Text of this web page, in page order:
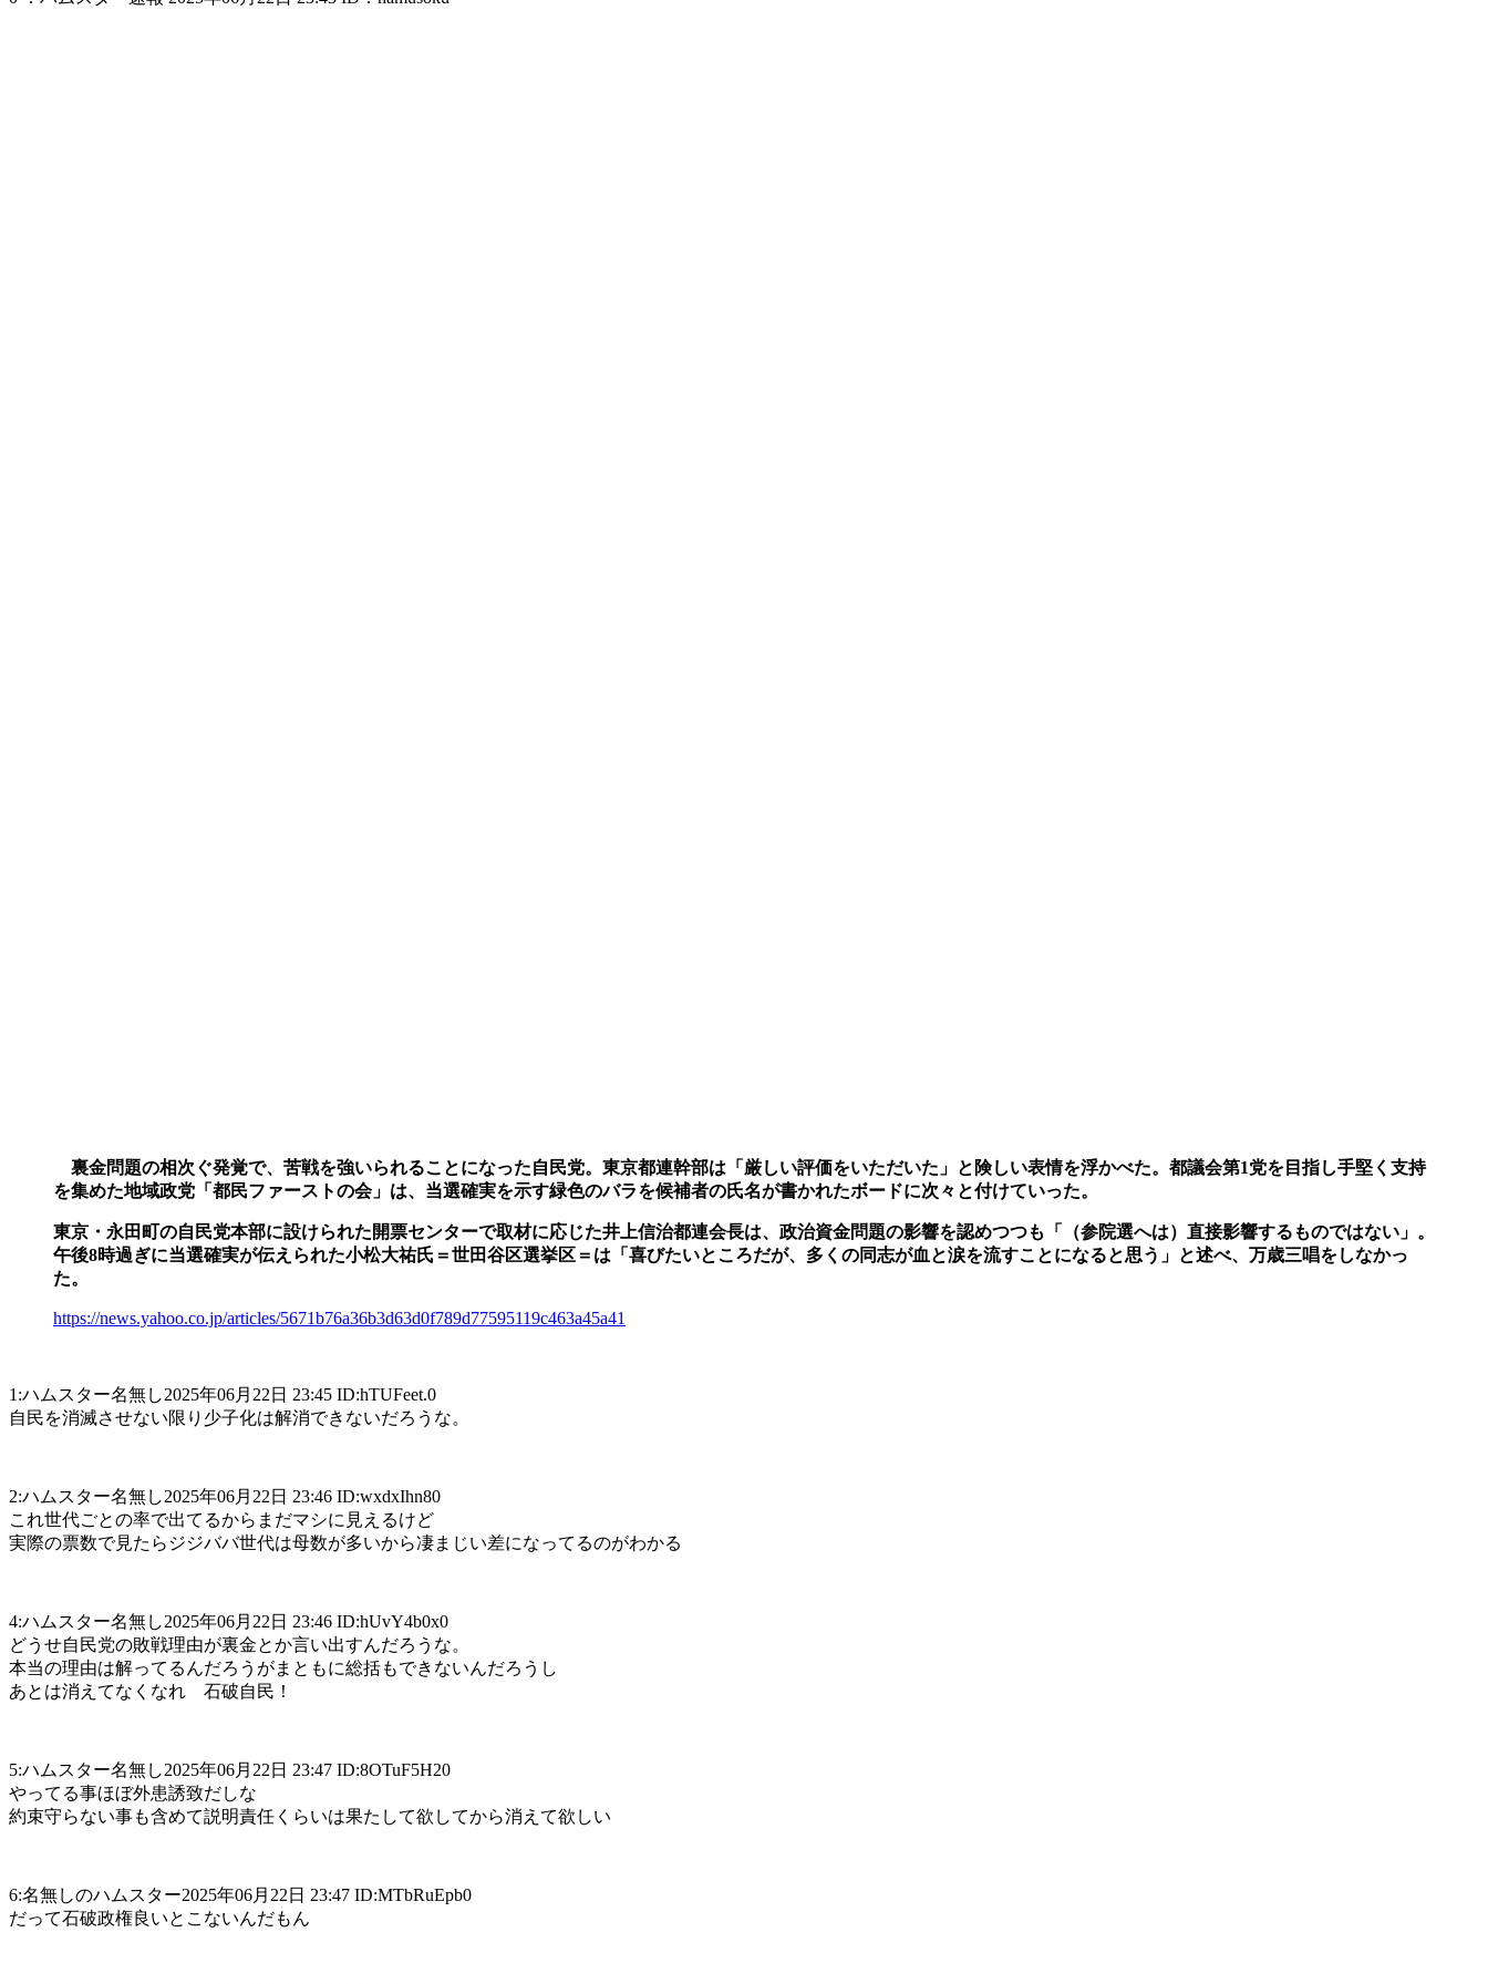
裏金問題の相次ぐ発覚で、苦戦を強いられることになった自民党。東京都連幹部は「厳しい評価をいただいた」と険しい表情を浮かべた。都議会第1党を目指し手堅く支持
を集めた地域政党「都民ファーストの会」は、当選確実を示す緑色のバラを候補者の氏名が書かれたボードに次々と付けていった。
東京・永田町の自民党本部に設けられた開票センターで取材に応じた井上信治都連会長は、政治資金問題の影響を認めつつも「（参院選へは）直接影響するものではない」。
午後8時過ぎに当選確実が伝えられた小松大祐氏＝世田谷区選挙区＝は「喜びたいところだが、多くの同志が血と涙を流すことになると思う」と述べ、万歳三唱をしなかっ
た。
https://news.yahoo.co.jp/articles/5671b76a36b3d63d0f789d77595119c463a45a41
1:ハムスター名無し2025年06月22日 23:45 ID:hTUFeet.0
自民を消滅させない限り少子化は解消できないだろうな。
2:ハムスター名無し2025年06月22日 23:46 ID:wxdxIhn80
これ世代ごとの率で出てるからまだマシに見えるけど
実際の票数で見たらジジババ世代は母数が多いから凄まじい差になってるのがわかる
4:ハムスター名無し2025年06月22日 23:46 ID:hUvY4b0x0
どうせ自民党の敗戦理由が裏金とか言い出すんだろうな。
本当の理由は解ってるんだろうがまともに総括もできないんだろうし
あとは消えてなくなれ 石破自民！
5:ハムスター名無し2025年06月22日 23:47 ID:8OTuF5H20
やってる事ほぼ外患誘致だしな
約束守らない事も含めて説明責任くらいは果たして欲してから消えて欲しい
6:名無しのハムスター2025年06月22日 23:47 ID:MTbRuEpb0
だって石破政権良いとこないんだもん